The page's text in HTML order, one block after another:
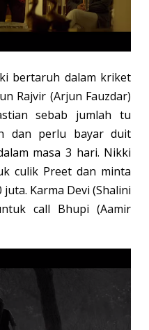
bertaruh dalam kriket
Rajvir (Arjun Fauzdar)
sebab jumlah tu
dan perlu bayar duit
masa 3 hari. Nikki
culik Preet dan minta
Karma Devi (Shalini
call Bhupi (Aamir